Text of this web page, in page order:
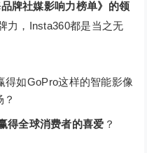
牌社媒影响力榜单》的领
力，Insta360都是当之无
得如GoPro这样的智能影像
得全球消费者的喜爱 ？